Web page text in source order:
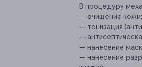
В процедуру
— очищение кожи;
— тонизация
—
— нанесение
— нанесение